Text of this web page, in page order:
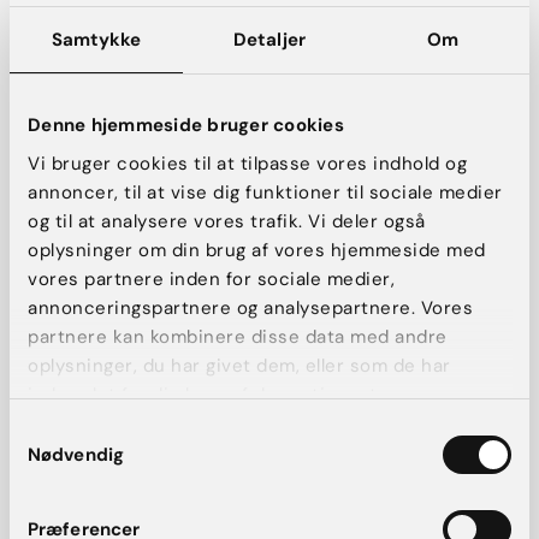
Samtykke Detaljer Om
Denne hjemmeside bruger cookies
Vi bruger cookies til at tilpasse vores indhold og
annoncer, til at vise dig funktioner til sociale medier
og til at analysere vores trafik. Vi deler også
oplysninger om din brug af vores hjemmeside med
vores partnere inden for sociale medier,
annonceringspartnere og analysepartnere. Vores
partnere kan kombinere disse data med andre
oplysninger, du har givet dem, eller som de har
indsamlet fra din brug af deres tjenester.
Nødvendig
Præferencer
dele af verden
Der kan være mange grunde til ønsket om at vinke farvel til
den daglige barbering en gang for altid. Særligt de steder på
lettelse at blive permanent hårfri. Derfor er det bløde
sanselige look den nye trend inden for intim hårfjerning.
Permanent intim hårfjerning er en trend, der er udbredt i det
meste af verden. Her hos AK Aesthetics har vi god erfaring
med laser-hårfjerning på både lyse og mørke hudtyper.